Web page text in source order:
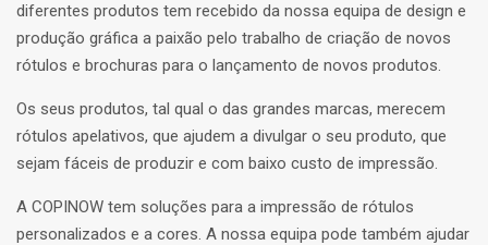
diferentes produtos tem recebido da nossa equipa de design e
produção gráfica a paixão pelo trabalho de criação de novos
rótulos e brochuras para o lançamento de novos produtos.
Os seus produtos, tal qual o das grandes marcas, merecem
rótulos apelativos, que ajudem a divulgar o seu produto, que
sejam fáceis de produzir e com baixo custo de impressão.
A COPINOW tem soluções para a impressão de rótulos
personalizados e a cores. A nossa equipa pode também ajudar